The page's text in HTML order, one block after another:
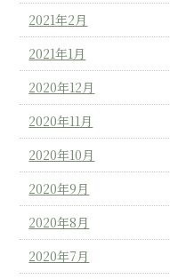
2021年2月
2021年1月
2020年12月
2020年11月
2020年10月
2020年9月
2020年8月
2020年7月